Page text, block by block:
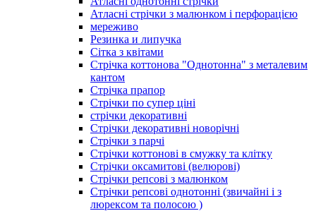
Атласні стрічки з малюнком і перфорацією
мереживо
Резинка и липучка
Сітка з квітами
Стрічка коттонова "Однотонна" з металевим
кантом
Стрічка прапор
Стрічки по супер ціні
стрічки декоративні
Стрічки декоративні новорічні
Стрічки з парчі
Стрічки коттонові в смужку та клітку
Стрічки оксамитові (велюрові)
Стрічки репсові з малюнком
Стрічки репсові однотонні (звичайні і з
люрексом та полосою )